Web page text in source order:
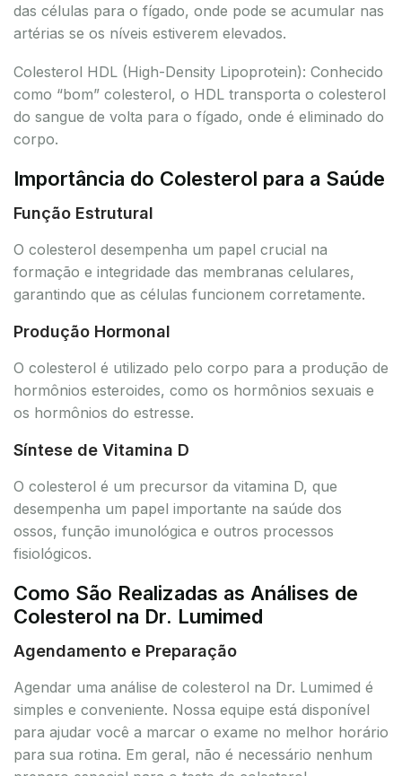
das células para o fígado, onde pode se acumular nas
artérias se os níveis estiverem elevados.
Colesterol HDL (High-Density Lipoprotein): Conhecido
como “bom” colesterol, o HDL transporta o colesterol
do sangue de volta para o fígado, onde é eliminado do
corpo.
Importância do Colesterol para a Saúde
Função Estrutural
O colesterol desempenha um papel crucial na
formação e integridade das membranas celulares,
garantindo que as células funcionem corretamente.
Produção Hormonal
O colesterol é utilizado pelo corpo para a produção de
hormônios esteroides, como os hormônios sexuais e
os hormônios do estresse.
Síntese de Vitamina D
O colesterol é um precursor da vitamina D, que
desempenha um papel importante na saúde dos
ossos, função imunológica e outros processos
fisiológicos.
Como São Realizadas as Análises de
Colesterol na Dr. Lumimed
Agendamento e Preparação
Agendar uma análise de colesterol na Dr. Lumimed é
simples e conveniente. Nossa equipe está disponível
para ajudar você a marcar o exame no melhor horário
para sua rotina. Em geral, não é necessário nenhum